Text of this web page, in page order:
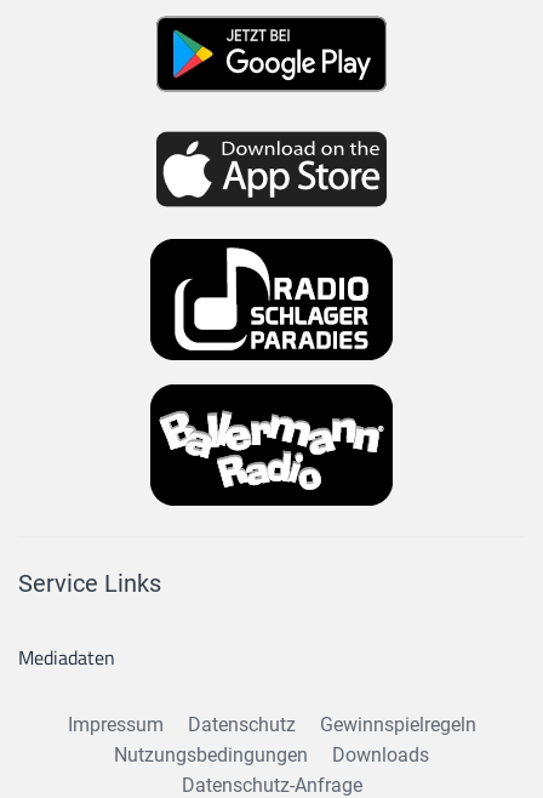
Service Links
Mediadaten
Impressum Datenschutz
Gewinnspielregeln
Nutzungsbedingungen
Downloads
Datenschutz-Anfrage